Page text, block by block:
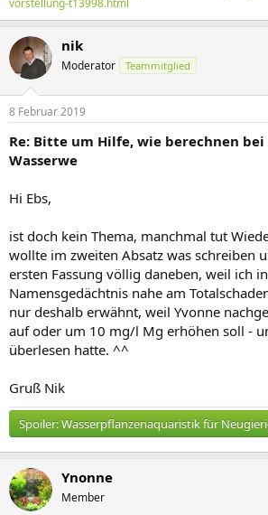
nik
Moderator Teammitglied
8 Februar 2019
Re: Bitte um Hilfe, wie berechnen
Wasserwe
Hi Ebs,
ist doch kein Thema, manchmal tut
wollte im zweiten Absatz was schreiben
ersten Fassung völlig daneben, weil ich
Namensgedächtnis nahe am
nur deshalb erwähnt, weil Yvonne
auf oder um 10 mg/l Mg erhöhen soll -
überlesen hatte. ^^
Gruß Nik
Spoiler:Wasserpflanzenaquaristik für
Ynonne
Member